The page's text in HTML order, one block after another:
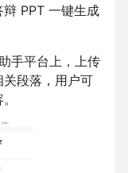
PPT 一键生成
手平台上，上传
段落，用户可